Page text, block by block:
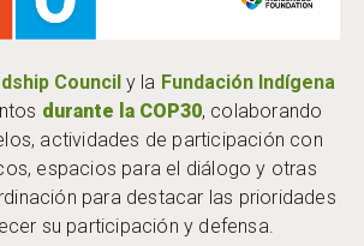
Council y la Fundación Indígena
durante la COP30, colaborando
actividades de participación con
espacios para el diálogo y otras
para destacar las prioridades
su participación y defensa.